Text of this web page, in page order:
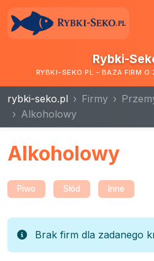
Rybki-
RYBKI-SEKO.PL - BAZA FIRM O
rybki-seko.pl Firmy
Alkoholowy
Alkoholowy
Piwo Słód Inne
Brak firm dla zadanego